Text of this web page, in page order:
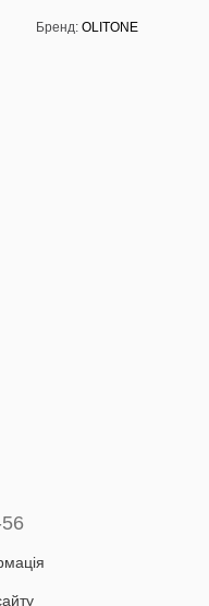
Бренд OLITONE